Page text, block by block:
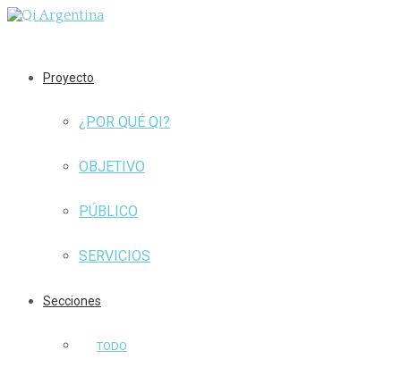
Proyecto
¿POR QUÉ QI?
OBJETIVO
PÚBLICO
SERVICIOS
Secciones
TODO